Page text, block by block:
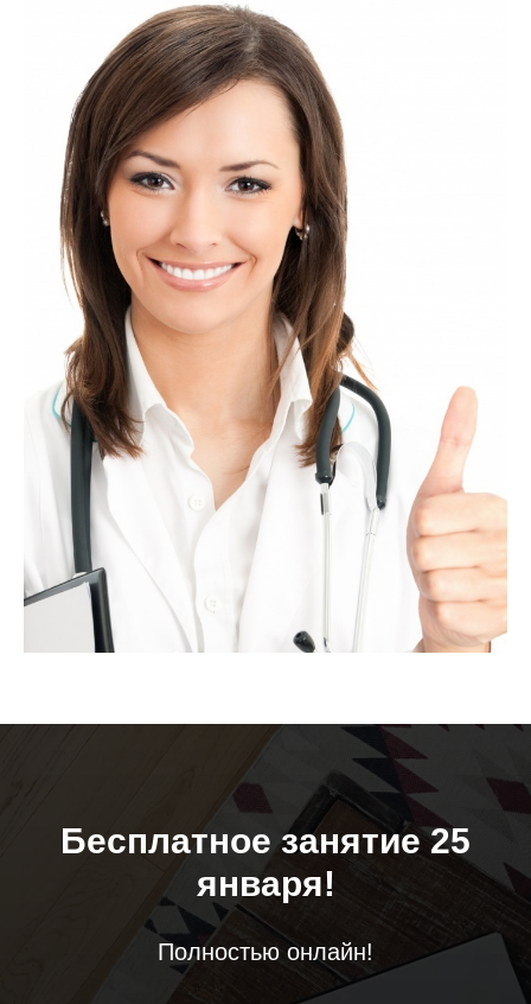
Бесплатное занятие 25
января!
Полностью онлайн!